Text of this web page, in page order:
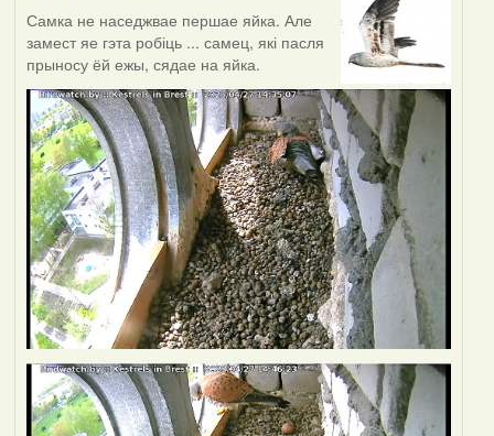
Самка не наседжвае першае яйка. Але
замест яе гэта робіць ... самец, які пасля
прыносу ёй ежы, сядае на яйка.